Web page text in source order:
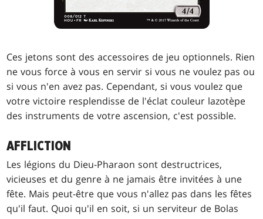
Ces jetons sont des accessoires de jeu optionnels. Rien
ne vous force à vous en servir si vous ne voulez pas ou
si vous n'en avez pas. Cependant, si vous voulez que
votre victoire resplendisse de l'éclat couleur lazotèpe
des instruments de votre ascension, c'est possible.
AFFLICTION
Les légions du Dieu-Pharaon sont destructrices,
vicieuses et du genre à ne jamais être invitées à une
fête. Mais peut-être que vous n'allez pas dans les fêtes
qu'il faut. Quoi qu'il en soit, si un serviteur de Bolas